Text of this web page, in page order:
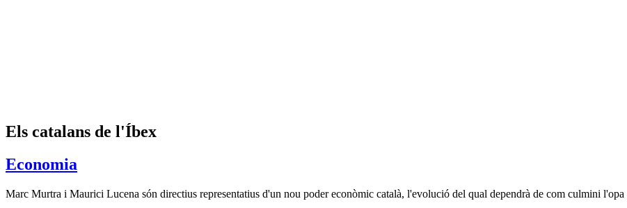
Els catalans de l'Íbex
Economia
Marc Murtra i Maurici Lucena són directius representatius d'un nou poder econòmic català, l'evolució del qual dependrà de com culmini